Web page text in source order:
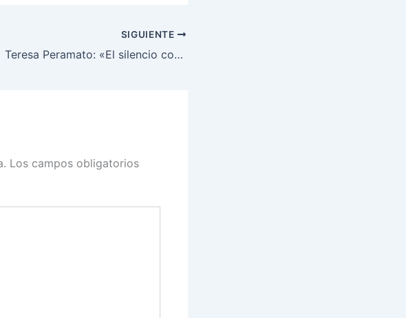
SIGUIENTE
Teresa Peramato: «El silencio como indicio de culpabilidad»
Los campos obligatorios